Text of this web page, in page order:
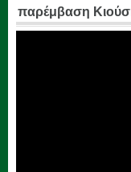
παρέμβαση